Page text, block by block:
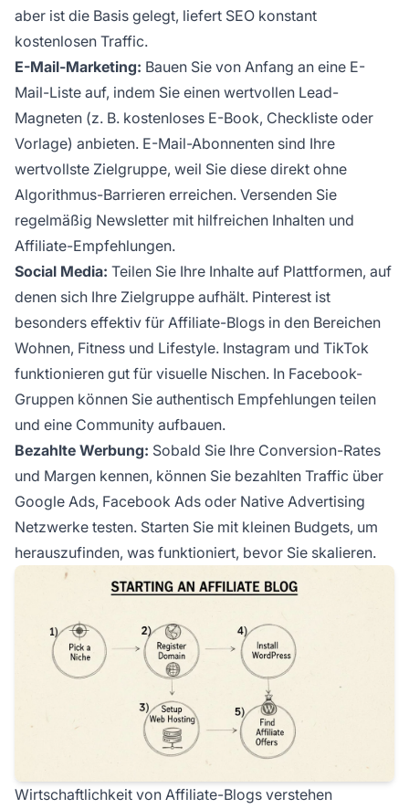
aber ist die Basis gelegt, liefert SEO konstant
kostenlosen Traffic.
E-Mail-Marketing: Bauen Sie von Anfang an eine E-
Mail-Liste auf, indem Sie einen wertvollen Lead-
Magneten (z. B. kostenloses E-Book, Checkliste oder
Vorlage) anbieten. E-Mail-Abonnenten sind Ihre
wertvollste Zielgruppe, weil Sie diese direkt ohne
Algorithmus-Barrieren erreichen. Versenden Sie
regelmäßig Newsletter mit hilfreichen Inhalten und
Affiliate-Empfehlungen.
Social Media: Teilen Sie Ihre Inhalte auf Plattformen, auf
denen sich Ihre Zielgruppe aufhält. Pinterest ist
besonders effektiv für Affiliate-Blogs in den Bereichen
Wohnen, Fitness und Lifestyle. Instagram und TikTok
funktionieren gut für visuelle Nischen. In Facebook-
Gruppen können Sie authentisch Empfehlungen teilen
und eine Community aufbauen.
Bezahlte Werbung: Sobald Sie Ihre Conversion-Rates
und Margen kennen, können Sie bezahlten Traffic über
Google Ads, Facebook Ads oder Native Advertising
Netzwerke testen. Starten Sie mit kleinen Budgets, um
herauszufinden, was funktioniert, bevor Sie skalieren.
Wirtschaftlichkeit von Affiliate-Blogs verstehen